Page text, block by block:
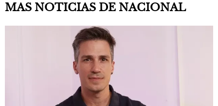
MAS NOTICIAS DE NACIONAL